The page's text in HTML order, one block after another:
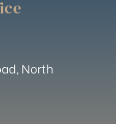
North